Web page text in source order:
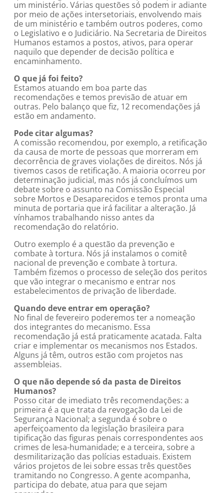
um ministério. Várias questões só podem ir adiante
por meio de ações intersetoriais, envolvendo mais
de um ministério e também outros poderes, como
o Legislativo e o Judiciário. Na Secretaria de Direitos
Humanos estamos a postos, ativos, para operar
naquilo que depender de decisão política e
encaminhamento.
O que já foi feito?
Estamos atuando em boa parte das
recomendações e temos previsão de atuar em
outras. Pelo balanço que fiz, 12 recomendações já
estão em andamento.
Pode citar algumas?
A comissão recomendou, por exemplo, a retificação
da causa de morte de pessoas que morreram em
decorrência de graves violações de direitos. Nós já
tivemos casos de retificação. A maioria ocorreu por
determinação judicial, mas nós já concluímos um
debate sobre o assunto na Comissão Especial
sobre Mortos e Desaparecidos e temos pronta uma
minuta de portaria que irá facilitar a alteração. Já
vínhamos trabalhando nisso antes da
recomendação do relatório.
Outro exemplo é a questão da prevenção e
combate à tortura. Nós já instalamos o comitê
nacional de prevenção e combate à tortura.
Também fizemos o processo de seleção dos peritos
que vão integrar o mecanismo e entrar nos
estabelecimentos de privação de liberdade.
Quando deve entrar em operação?
No final de fevereiro poderemos ter a nomeação
dos integrantes do mecanismo. Essa
recomendação já está praticamente acatada. Falta
criar e implementar os mecanismos nos Estados.
Alguns já têm, outros estão com projetos nas
assembleias.
O que não depende só da pasta de Direitos
Humanos?
Posso citar de imediato três recomendações: a
primeira é a que trata da revogação da Lei de
Segurança Nacional; a segunda é sobre o
aperfeiçoamento da legislação brasileira para
tipificação das figuras penais correspondentes aos
crimes de lesa-humanidade; e a terceira, sobre a
desmilitarização das polícias estaduais. Existem
vários projetos de lei sobre essas três questões
tramitando no Congresso. A gente acompanha,
participa do debate, atua para que sejam